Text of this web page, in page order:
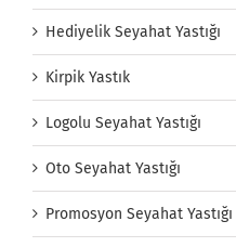
Hediyelik Seyahat Yastığı
Kirpik Yastık
Logolu Seyahat Yastığı
Oto Seyahat Yastığı
Promosyon Seyahat Yastığı